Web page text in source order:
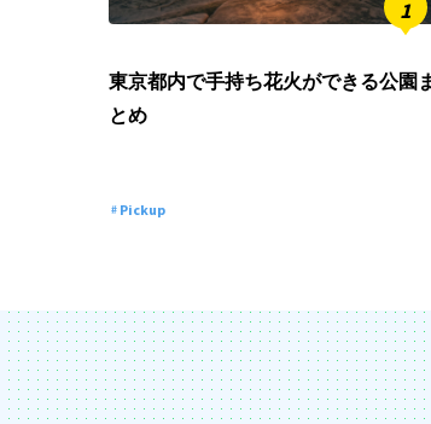
東京都内で手持ち花火ができる公園
とめ
Pickup